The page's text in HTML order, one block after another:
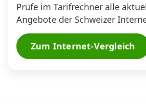
Prüfe im Tarifrechner alle
Angebote der Schweizer
Zum Internet-Vergleich